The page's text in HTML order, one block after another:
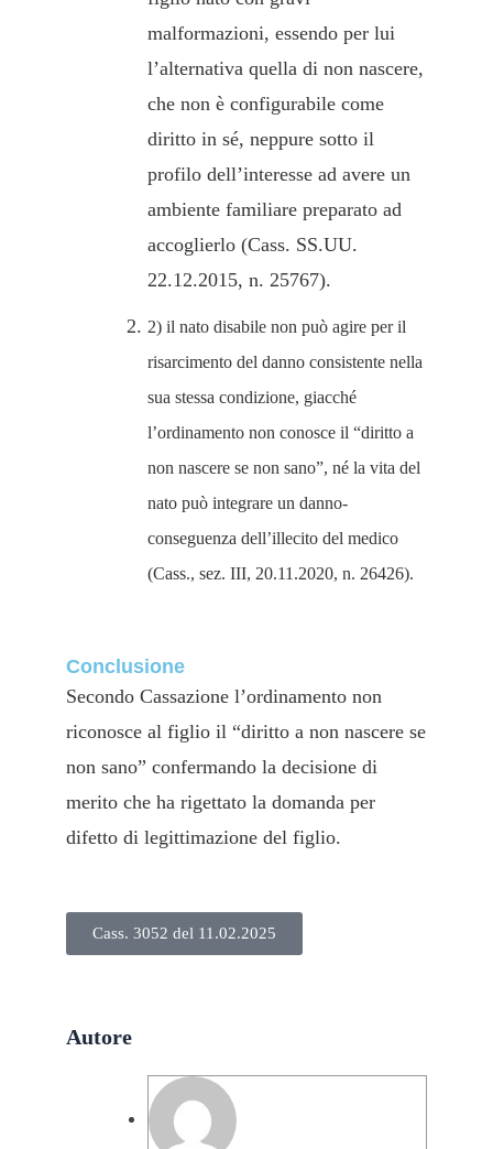
malformazioni, essendo per lui
l’alternativa quella di non nascere,
che non è configurabile come
diritto in sé, neppure sotto il
profilo dell’interesse ad avere un
ambiente familiare preparato ad
accoglierlo (Cass. SS.UU.
22.12.2015, n. 25767).
2) il nato disabile non può agire per il
risarcimento del danno consistente nella
sua stessa condizione, giacché
l’ordinamento non conosce il “diritto a
non nascere se non sano”, né la vita del
nato può integrare un danno-
conseguenza dell’illecito del medico
(Cass., sez. III, 20.11.2020, n. 26426).
Conclusione
Secondo Cassazione l’ordinamento non
riconosce al figlio il “diritto a non nascere se
non sano” confermando la decisione di
merito che ha rigettato la domanda per
difetto di legittimazione del figlio.
Cass. 3052 del 11.02.2025
Autore